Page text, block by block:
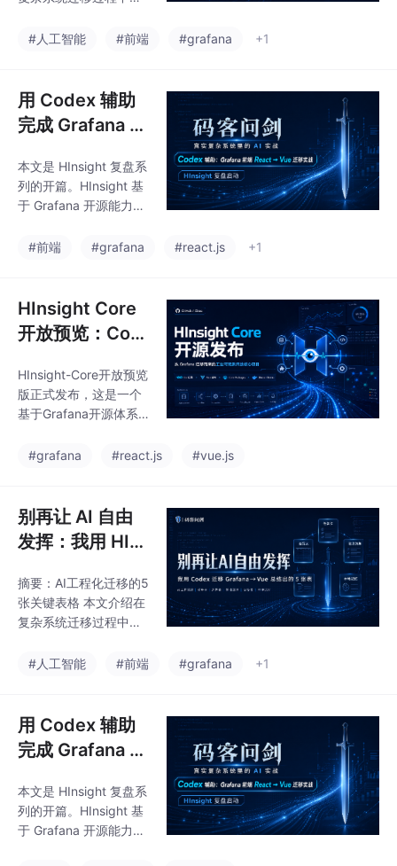
工程方法，并为工业可
目已在GitHub和Gitee
通过工程化方法约束AI
明确需求边界，差异表
对比新旧实现差异，验
收清单定义完成标准，
本地记忆沉淀项目知
识。这5张表格构成一
个完整闭环：从目标定
识沉淀，有效解决了AI
和返工问题。
#人工智能 #前端 #grafana +1
用 Codex 辅助
完成 Grafana 前
迁移：HInsight
复盘启动
本文是 HInsight 复盘系
列的开篇。HInsight 基
于 Grafana 开源能力体
作之一是借助以 Codex
React 迁移到 Vue，同
时适配 Dashboard、D
ataSource、Panel、Ex
ckages 分包体系、gra
fana-ui 相关能力以及 G
o 后端链路。本文先说
#前端 #grafana #react.js +1
HInsight Core
开放预览：Cod
a React → Vue
迁移后的核心工
HInsight-Core开放预览
版正式发布，这是一个
基于Grafana开源体系
版本。项目通过AI辅助
的工程结构（Go后端、
Vue前端、UI组件
等），但不包含生产数
的是验证AI辅助复杂工
程迁移的可行性，沉淀
工程方法，并为工业可
目已在GitHub和Gitee
#grafana #react.js #vue.js
别再让 AI 自由
发挥：我用 HIn
出的 5 张表
摘要：AI工程化迁移的5
张关键表格 本文介绍在
复杂系统迁移过程中总
通过工程化方法约束AI
明确需求边界，差异表
对比新旧实现差异，验
收清单定义完成标准，
本地记忆沉淀项目知
识。这5张表格构成一
个完整闭环：从目标定
#人工智能 #前端 #grafana +1
用 Codex 辅助
完成 Grafana 前
迁移：HInsight
复盘启动
本文是 HInsight 复盘系
列的开篇。HInsight 基
于 Grafana 开源能力体